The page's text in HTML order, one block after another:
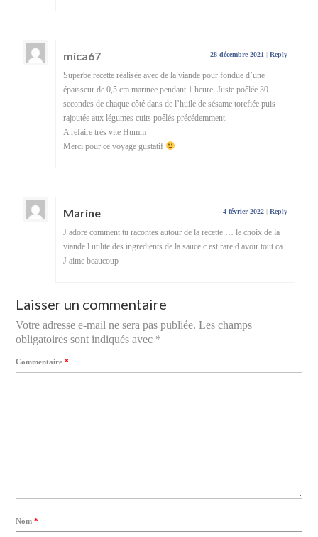
mica67 28 décembre 2021 | Reply
Superbe recette réalisée avec de la viande pour fondue d’une
épaisseur de 0,5 cm marinėe pendant 1 heure. Juste poêlée 30
secondes de chaque côté dans de l’huile de sésame torefiée puis
rajoutée aux légumes cuits poêlés précédemment.
A refaire très vite Humm
Merci pour ce voyage gustatif
Marine 4 février 2022 | Reply
J adore comment tu racontes autour de la recette … le choix de la
viande l utilite des ingredients de la sauce c est rare d avoir tout ca.
J aime beaucoup
Laisser un commentaire
Votre adresse e-mail ne sera pas publiée. Les champs
obligatoires sont indiqués avec *
Commentaire*
Nom*